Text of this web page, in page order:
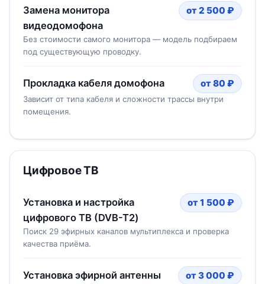
Замена монитора
видеодомофона
от 2 500 ₽
Без стоимости самого монитора — модель подбираем
под существующую проводку.
Прокладка кабеля домофона от 80 ₽
Зависит от типа кабеля и сложности трассы внутри
помещения.
Цифровое ТВ
Установка и настройка
цифрового ТВ (DVB-T2)
от 1 500 ₽
Поиск 29 эфирных каналов мультиплекса и проверка
качества приёма.
Установка эфирной антенны от 3 000 ₽